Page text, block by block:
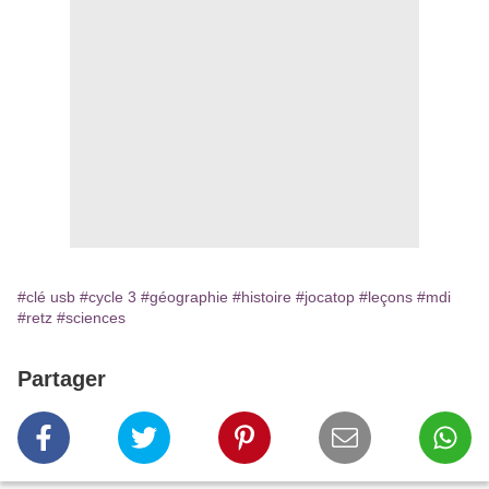
#clé usb #cycle 3 #géographie #histoire #jocatop #leçons #mdi
#retz #sciences
Partager